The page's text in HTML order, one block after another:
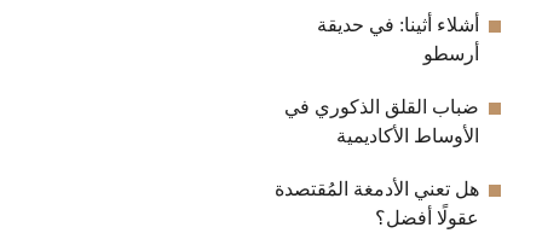
أشلاء أثينا: في حديقة
أرسطو
ضباب القلق الذكوري في
الأوساط الأكاديمية
هل تعني الأدمغة المُقتصدة
عقولًا أفضل؟